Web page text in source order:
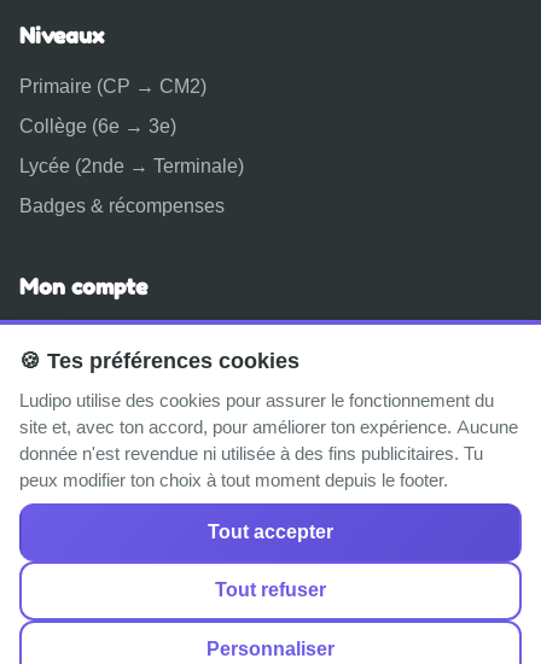
Niveaux
Primaire (CP → CM2)
Collège (6e → 3e)
Lycée (2nde → Terminale)
Badges & récompenses
Mon compte
Inscription gratuite
Espace parent
À propos
© 2025–2026 Ludipo. Fait avec ❤️ en France pour tous les
Mentions légales·CGU·Confidentialité
🍪 Tes préférences cookies
Ludipo utilise des cookies pour assurer le fonctionnement du
site et, avec ton accord, pour améliorer ton expérience. Aucune
donnée n'est revendue ni utilisée à des fins publicitaires. Tu
peux modifier ton choix à tout moment depuis le footer.
Tout accepter
Tout refuser
Personnaliser